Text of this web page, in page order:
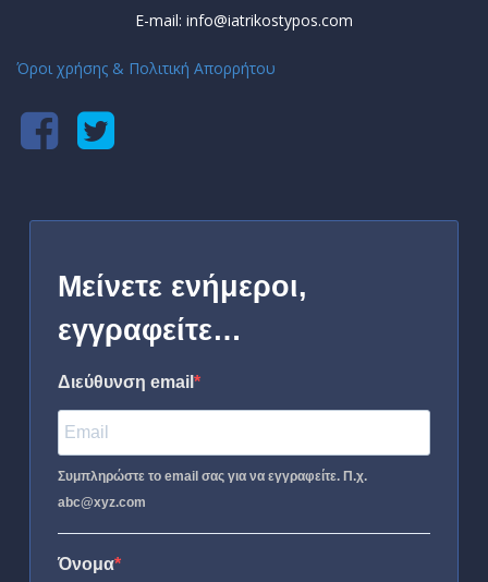
E-mail: info@iatrikostypos.com
Όροι χρήσης & Πολιτική Απορρήτου
Μείνετε ενήμεροι,
εγγραφείτε…
Διεύθυνση email
Συμπληρώστε το email σας για να εγγραφείτε. Π.χ.
abc@xyz.com
Όνομα